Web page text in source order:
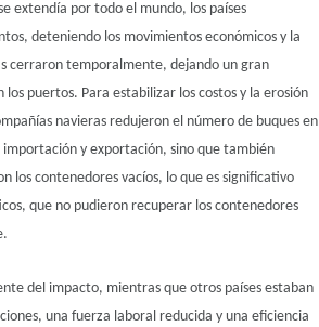
extendía por todo el mundo, los países
deteniendo los movimientos económicos y la
cerraron temporalmente, dejando un gran
puertos. Para estabilizar los costos y la erosión
navieras redujeron el número de buques en
importación y exportación, sino que también
los contenedores vacíos, lo que es significativo
que no pudieron recuperar los contenedores
del impacto, mientras que otros países estaban
una fuerza laboral reducida y una eficiencia